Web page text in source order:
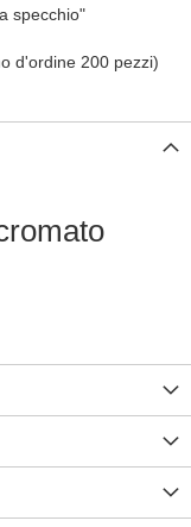
specchio"
d'ordine 200 pezzi)